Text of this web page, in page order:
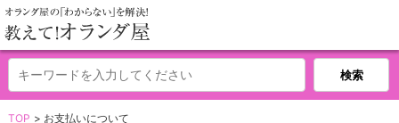
TOP お支払いについて